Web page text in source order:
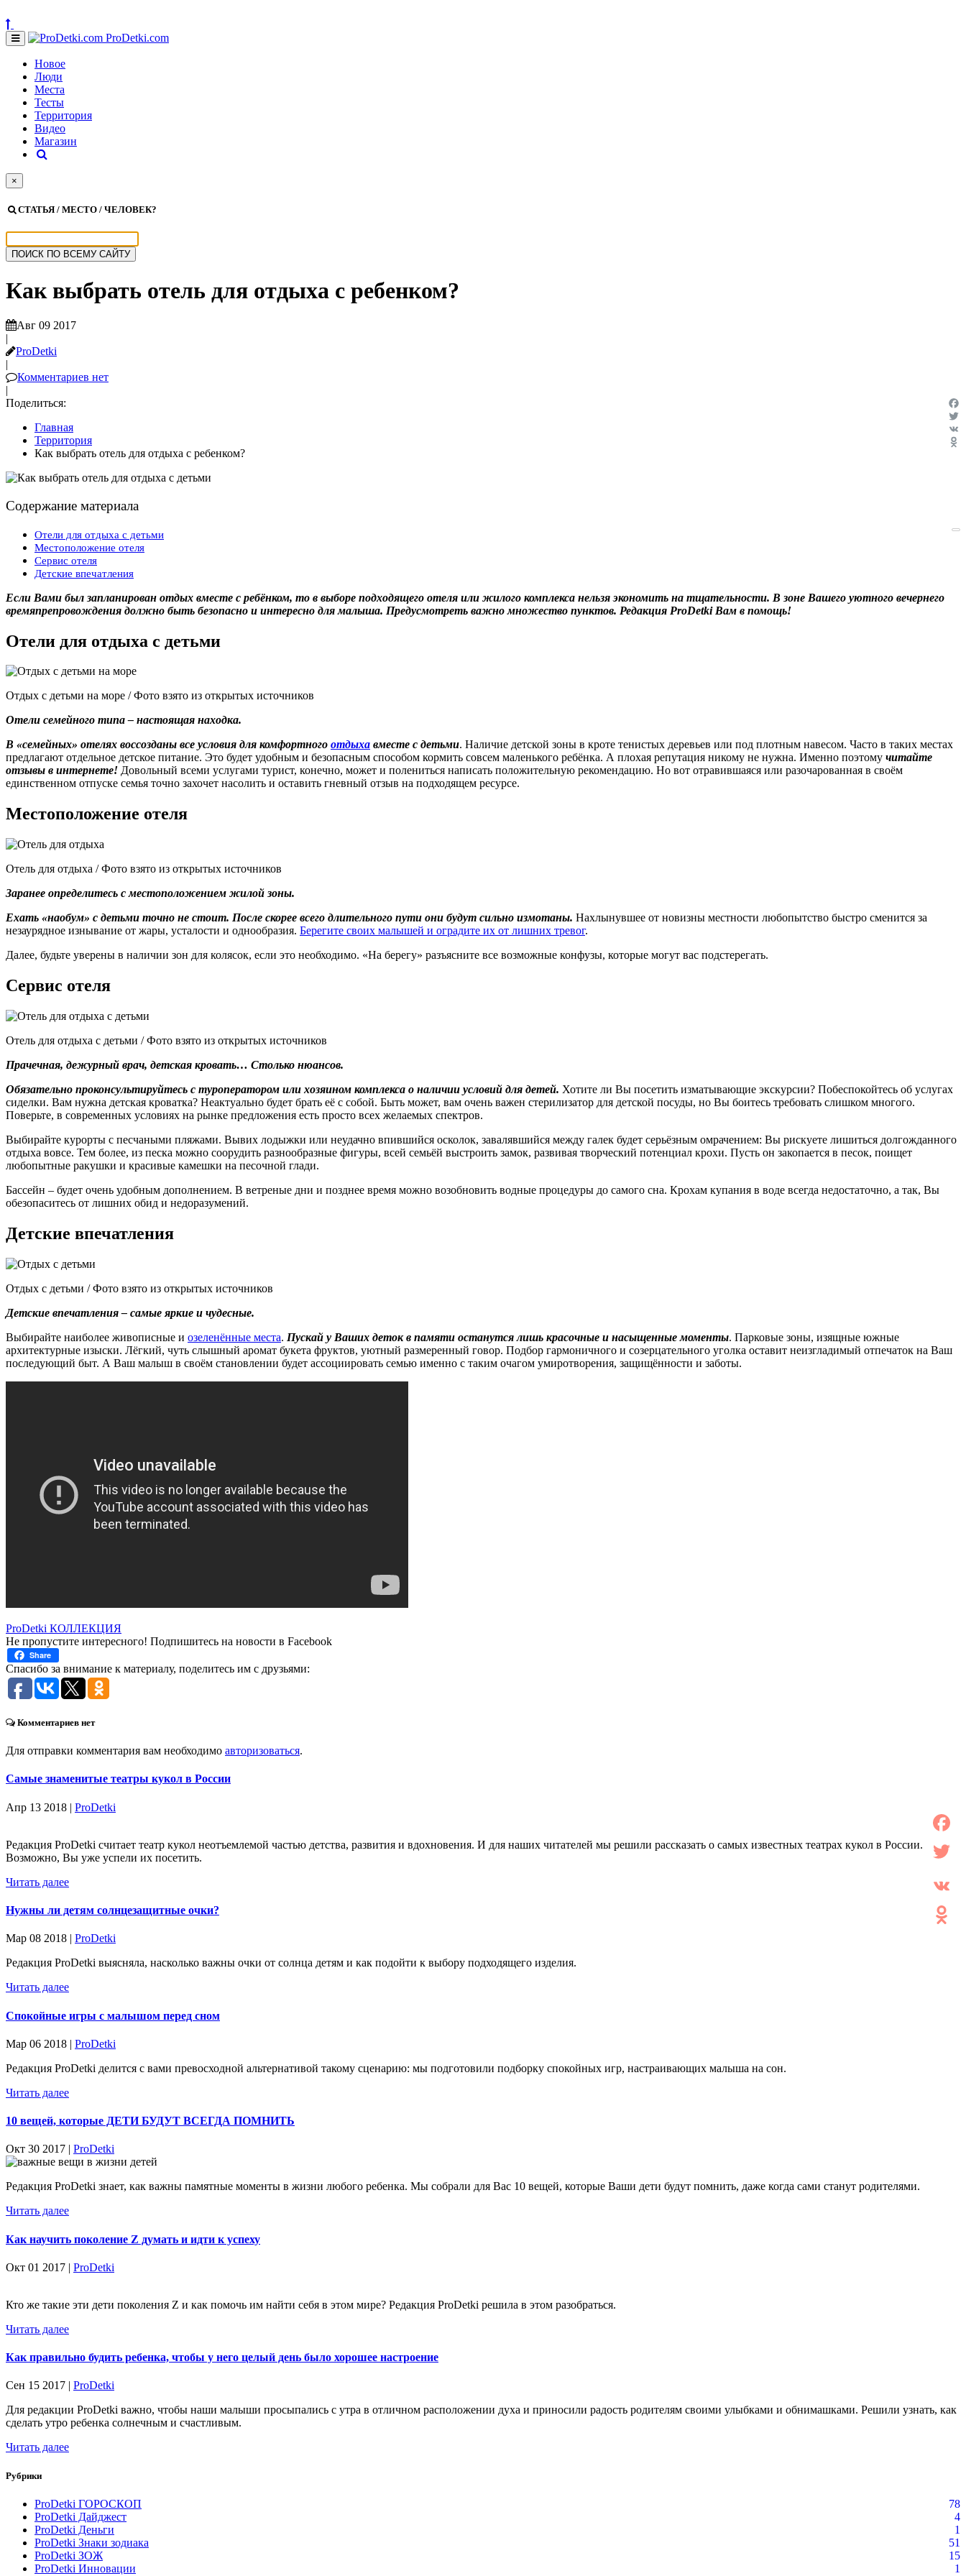
ProDetki.com
Новое
Люди
Места
Тесты
Территория
Видео
Магазин
×
СТАТЬЯ / МЕСТО / ЧЕЛОВЕК?
Как выбрать отель для отдыха с ребенком?
Авг 09 2017
|
ProDetki
|
Комментариев нет
|
Поделиться:
VK
Главная
Территория
Как выбрать отель для отдыха с ребенком?
Содержание материала
Отели для отдыха с детьми
Местоположение отеля
Сервис отеля
Детские впечатления
Если Вами был запланирован отдых вместе с ребёнком, то в выборе подходящего отеля или жилого комплекса нельзя экономить на тщательности. В зоне Вашего уютного вечернего
времяпрепровождения должно быть безопасно и интересно для малыша. Предусмотреть важно множество пунктов. Редакция ProDetki Вам в помощь!
Отели для отдыха с детьми
Отдых с детьми на море / Фото взято из открытых источников
Отели семейного типа – настоящая находка.
В «семейных» отелях воссозданы все условия для комфортного отдыха вместе с детьми. Наличие детской зоны в кроте тенистых деревьев или под плотным навесом. Часто в таких местах
предлагают отдельное детское питание. Это будет удобным и безопасным способом кормить совсем маленького ребёнка. А плохая репутация никому не нужна. Именно поэтому читайте
отзывы в интернете! Довольный всеми услугами турист, конечно, может и полениться написать положительную рекомендацию. Но вот отравившаяся или разочарованная в своём
единственном отпуске семья точно захочет насолить и оставить гневный отзыв на подходящем ресурсе.
Местоположение отеля
Отель для отдыха / Фото взято из открытых источников
Заранее определитесь с местоположением жилой зоны.
Ехать «наобум» с детьми точно не стоит. После скорее всего длительного пути они будут сильно измотаны. Нахлынувшее от новизны местности любопытство быстро сменится за
незаурядное изнывание от жары, усталости и однообразия. Берегите своих малышей и оградите их от лишних тревог.
Далее, будьте уверены в наличии зон для колясок, если это необходимо. «На берегу» разъясните все возможные конфузы, которые могут вас подстерегать.
Сервис отеля
Отель для отдыха с детьми / Фото взято из открытых источников
Прачечная, дежурный врач, детская кровать… Столько нюансов.
Обязательно проконсультируйтесь с туроператором или хозяином комплекса о наличии условий для детей. Хотите ли Вы посетить изматывающие экскурсии? Побеспокойтесь об услугах
сиделки. Вам нужна детская кроватка? Неактуально будет брать её с собой. Быть может, вам очень важен стерилизатор для детской посуды, но Вы боитесь требовать слишком многого.
Поверьте, в современных условиях на рынке предложения есть просто всех желаемых спектров.
Выбирайте курорты с песчаными пляжами. Вывих лодыжки или неудачно впившийся осколок, завалявшийся между галек будет серьёзным омрачением: Вы рискуете лишиться долгожданного
отдыха вовсе. Тем более, из песка можно соорудить разнообразные фигуры, всей семьёй выстроить замок, развивая творческий потенциал крохи. Пусть он закопается в песок, поищет
любопытные ракушки и красивые камешки на песочной глади.
Бассейн – будет очень удобным дополнением. В ветреные дни и позднее время можно возобновить водные процедуры до самого сна. Крохам купания в воде всегда недостаточно, а так, Вы
обезопаситесь от лишних обид и недоразумений.
Детские впечатления
Отдых с детьми / Фото взято из открытых источников
Детские впечатления – самые яркие и чудесные.
Выбирайте наиболее живописные и озеленённые места. Пускай у Ваших деток в памяти останутся лишь красочные и насыщенные моменты. Парковые зоны, изящные южные
архитектурные изыски. Лёгкий, чуть слышный аромат букета фруктов, уютный размеренный говор. Подбор гармоничного и созерцательного уголка оставит неизгладимый отпечаток на Ваш
последующий быт. А Ваш малыш в своём становлении будет ассоциировать семью именно с таким очагом умиротворения, защищённости и заботы.
ProDetki КОЛЛЕКЦИЯ
Не пропустите интересного! Подпишитесь на новости в Facebook
Share
Спасибо за внимание к материалу, поделитесь им с друзьями:
Комментариев нет
Для отправки комментария вам необходимо авторизоваться.
Самые знаменитые театры кукол в России
Апр 13 2018 | ProDetki
Редакция ProDetki считает театр кукол неотъемлемой частью детства, развития и вдохновения. И для наших читателей мы решили рассказать о самых известных театрах кукол в России.
Возможно, Вы уже успели их посетить.
Читать далее
Нужны ли детям солнцезащитные очки?
Мар 08 2018 | ProDetki
Редакция ProDetki выясняла, насколько важны очки от солнца детям и как подойти к выбору подходящего изделия.
Читать далее
Спокойные игры с малышом перед сном
Мар 06 2018 | ProDetki
Редакция ProDetki делится с вами превосходной альтернативой такому сценарию: мы подготовили подборку спокойных игр, настраивающих малыша на сон.
Читать далее
10 вещей, которые ДЕТИ БУДУТ ВСЕГДА ПОМНИТЬ
Окт 30 2017 | ProDetki
Редакция ProDetki знает, как важны памятные моменты в жизни любого ребенка. Мы собрали для Вас 10 вещей, которые Ваши дети будут помнить, даже когда сами станут родителями.
Читать далее
Как научить поколение Z думать и идти к успеху
Окт 01 2017 | ProDetki
Кто же такие эти дети поколения Z и как помочь им найти себя в этом мире? Редакция ProDetki решила в этом разобраться.
Читать далее
Как правильно будить ребенка, чтобы у него целый день было хорошее настроение
Сен 15 2017 | ProDetki
Для редакции ProDetki важно, чтобы наши малыши просыпались с утра в отличном расположении духа и приносили радость родителям своими улыбками и обнимашками. Решили узнать, как
сделать утро ребенка солнечным и счастливым.
Читать далее
Рубрики
ProDetki ГОРОСКОП
78
ProDetki Дайджест
4
ProDetki Деньги
1
ProDetki Знаки зодиака
51
ProDetki ЗОЖ
15
ProDetki Инновации
1
VK